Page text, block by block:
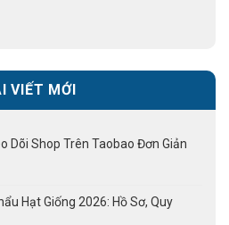
VIẾT MỚI
Dõi Shop Trên Taobao Đơn Giản
Hạt Giống 2026: Hồ Sơ, Quy